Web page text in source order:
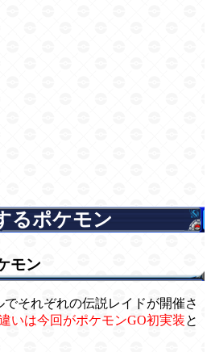
るポケモン
モン
それぞれの伝説レイドが開催さ
いは今回がポケモンGO初実装と